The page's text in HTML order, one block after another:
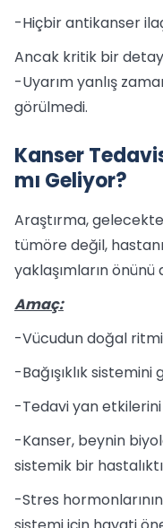
-Hiçbir antikanser
Ancak kritik bir detay
-Uyarım yanlış
görülmedi.
Kanser
mı Geliyor?
Araştırma,
tümöre değil,
yaklaşımların önünü
Amaç:
-Vücudun doğal
-Bağışıklık
-Tedavi yan
-Kanser, beynin
sistemik bir
-Stres